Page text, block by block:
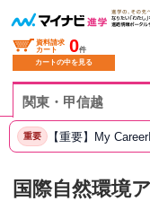
資料請求
カート
0件
カートの中を見る
重要 【重要】My
国際自然環境